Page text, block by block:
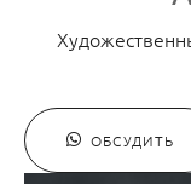
ОБСУДИТЬ